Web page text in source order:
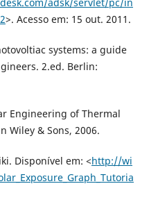
>. Acesso em: 15 out. 2011.
systems: a guide
2.ed. Berlin:
Engineering of Thermal
Wiley & Sons, 2006.
Disponível em: <http://wi